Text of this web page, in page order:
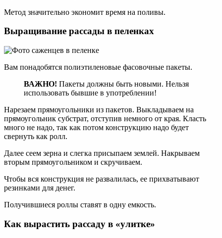
Метод значительно экономит время на поливы.
Выращивание рассады в пеленках
Вам понадобятся полиэтиленовые фасовочные пакеты.
ВАЖНО! Пакеты должны быть новыми. Нельзя
использовать бывшие в употреблении!
Нарезаем прямоугольники из пакетов. Выкладываем на
прямоугольник субстрат, отступив немного от края. Класть
много не надо, так как потом конструкцию надо будет
свернуть как ролл.
Далее сеем зерна и слегка присыпаем землей. Накрываем
вторым прямоугольником и скручиваем.
Чтобы вся конструкция не развалилась, ее прихватывают
резинками для денег.
Получившиеся роллы ставят в одну емкость.
Как вырастить рассаду в «улитке»